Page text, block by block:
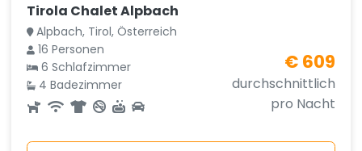
Tirola Chalet Alpbach
Alpbach, Tirol, Österreich
16 Personen
6 Schlafzimmer
4 Badezimmer
€ 609
durchschnittlich
pro Nacht